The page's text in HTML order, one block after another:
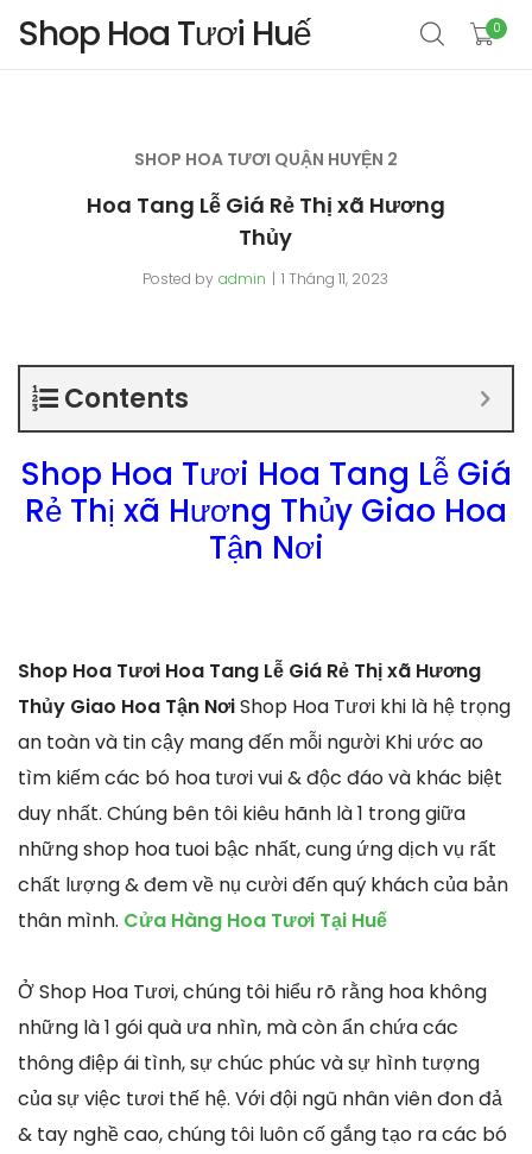
Shop Hoa Tươi Huế 0
SHOP HOA TƯƠI QUẬN HUYỆN 2
Hoa Tang Lễ Giá Rẻ Thị xã Hương
Thủy
Posted by admin 1 Tháng 11, 2023
Contents
Shop Hoa Tươi Hoa Tang Lễ Giá
Rẻ Thị xã Hương Thủy Giao Hoa
Tận Nơi
Shop Hoa Tươi Hoa Tang Lễ Giá Rẻ Thị xã Hương
Thủy Giao Hoa Tận NơiShop Hoa Tươi khi là hệ trọng
an toàn và tin cậy mang đến mỗi người Khi ước ao
tìm kiếm các bó hoa tươi vui & độc đáo và khác biệt
duy nhất. Chúng bên tôi kiêu hãnh là 1 trong giữa
những shop hoa tuoi bậc nhất, cung ứng dịch vụ rất
chất lượng & đem về nụ cười đến quý khách của bản
thân mình. Cửa Hàng Hoa Tươi Tại Huế
Ở Shop Hoa Tươi, chúng tôi hiểu rõ rằng hoa không
những là 1 gói quà ưa nhìn, mà còn ẩn chứa các
thông điệp ái tình, sự chúc phúc và sự hình tượng
của sự việc tươi thế hệ. Với đội ngũ nhân viên đon đả
& tay nghề cao, chúng tôi luôn cố gắng tạo ra các bó